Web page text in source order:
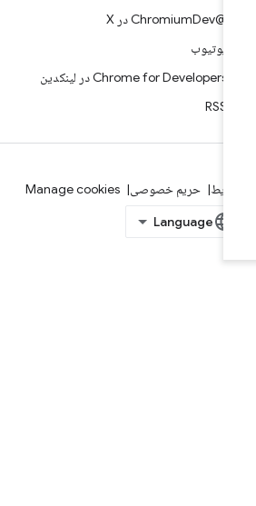
یوتیوب
Chrome for Developers در لینکدین
حریم خصوصی Manage cookies